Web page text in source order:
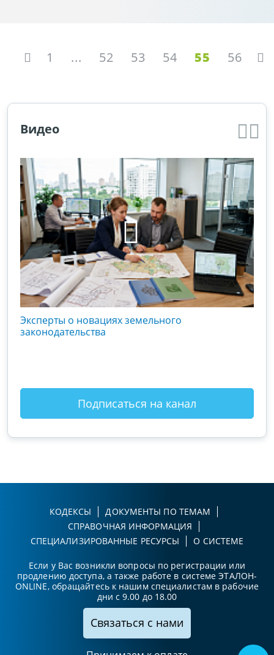
1 ... 52 53 54 55 56
Видео
Эксперты о новациях земельного
законодательства
Подписаться на канал
КОДЕКСЫ
ДОКУМЕНТЫ ПО ТЕМАМ
СПРАВОЧНАЯ ИНФОРМАЦИЯ
СПЕЦИАЛИЗИРОВАННЫЕ РЕСУРСЫ
О СИСТЕМЕ
Если у Вас возникли вопросы по регистрации или
продлению доступа, а также работе в системе ЭТАЛОН-
ONLINE, обращайтесь к нашим специалистам в рабочие
дни с 9.00 до 18.00
Связаться с нами